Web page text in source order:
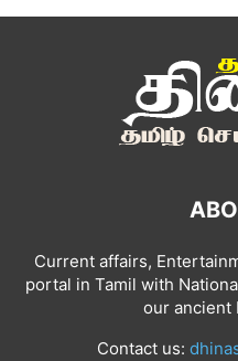
Current affairs,
portal in Tamil with
our ancient
Contact us: